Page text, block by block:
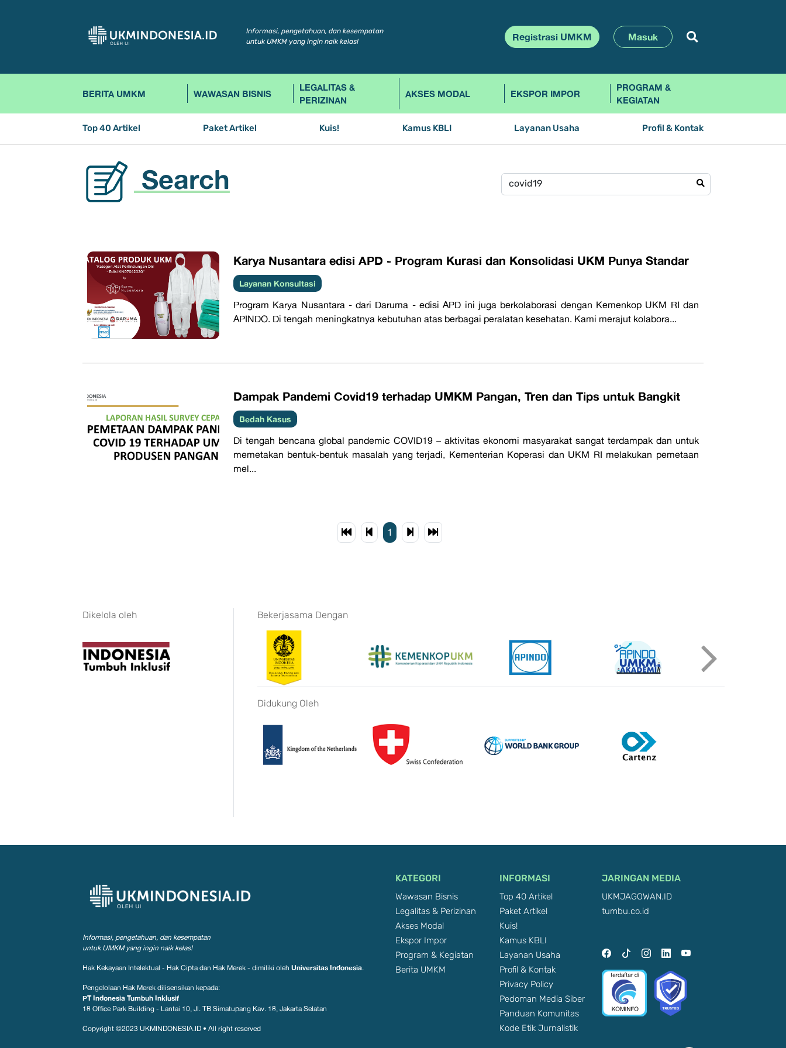
Informasi, pengetahuan, dan kesempatan
untuk UMKM yang ingin naik kelas!
Registrasi UMKM Masuk
BERITA UMKM WAWASAN BISNIS
LEGALITAS &
PERIZINAN
AKSES MODAL EKSPOR IMPOR
PROGRAM &
KEGIATAN
Top 40 Artikel Paket Artikel Kuis! Kamus KBLI Layanan Usaha Profil & Kontak
Search
Karya Nusantara edisi APD - Program Kurasi dan Konsolidasi UKM Punya Standar
Layanan Konsultasi
Program Karya Nusantara - dari Daruma - edisi APD ini juga berkolaborasi dengan Kemenkop UKM RI dan
APINDO. Di tengah meningkatnya kebutuhan atas berbagai peralatan kesehatan. Kami merajut kolabora...
Dampak Pandemi Covid19 terhadap UMKM Pangan, Tren dan Tips untuk Bangkit
Bedah Kasus
Di tengah bencana global pandemic COVID19 – aktivitas ekonomi masyarakat sangat terdampak dan untuk
memetakan bentuk-bentuk masalah yang terjadi, Kementerian Koperasi dan UKM RI melakukan pemetaan
mel...
1
Dikelola oleh Bekerjasama Dengan
Didukung Oleh
Informasi, pengetahuan, dan kesempatan
untuk UMKM yang ingin naik kelas!
Hak Kekayaan Intelektual - Hak Cipta dan Hak Merek - dimiliki oleh Universitas Indonesia.
Pengelolaan Hak Merek dilisensikan kepada:
PT Indonesia Tumbuh Inklusif
18 Office Park Building - Lantai 10, Jl. TB Simatupang Kav. 18, Jakarta Selatan
Copyright ©2023 UKMINDONESIA.ID • All right reserved
KATEGORI
Wawasan Bisnis
Legalitas & Perizinan
Akses Modal
Ekspor Impor
Program & Kegiatan
Berita UMKM
INFORMASI
Top 40 Artikel
Paket Artikel
Kuis!
Kamus KBLI
Layanan Usaha
Profil & Kontak
Privacy Policy
Pedoman Media Siber
Panduan Komunitas
Kode Etik Jurnalistik
JARINGAN MEDIA
UKMJAGOWAN.ID
tumbu.co.id